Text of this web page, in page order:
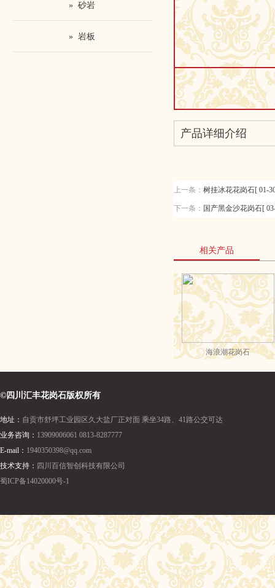
» 砂岩
» 岩板
产品详细介绍
上一条： 树挂冰花花岗石[ 01-
下一条： 国产黑金沙花岗石[
相关产品
©四川汇丰花岗石版权所有
地址： 自贡市舒坪工业园区久大盐厂正对面 乘坐34路、41路公交可达
业务咨询： 13909006061 0813-8287777
E-mail： 1940350398@qq.com
技术支持： 四川百信智创科技有限公司
蜀ICP备14020000号-1